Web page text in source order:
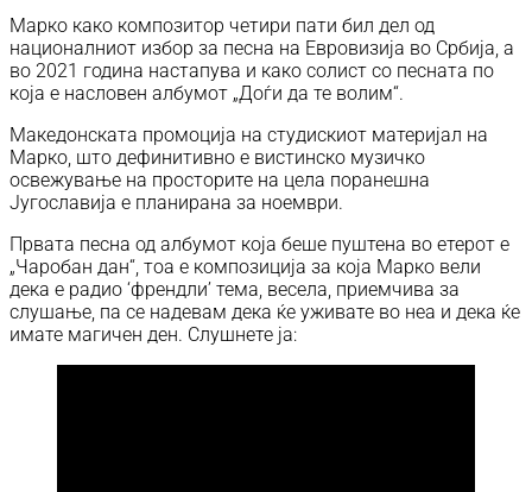
Марко како композитор четири пати бил дел од
националниот избор за песна на Евровизија во Србија, а
во 2021 година настапува и како солист со песната по
која е насловен албумот „Доѓи да те волим“.
Македонската промоција на студискиот материјал на
Марко, што дефинитивно е вистинско музичко
освежување на просторите на цела поранешна
Југославија е планирана за ноември.
Првата песна од албумот која беше пуштена во етерот е
„Чаробан дан“, тоа е композиција за која Марко вели
дека е радио ‘френдли’ тема, весела, приемчива за
слушање, па се надевам дека ќе уживате во неа и дека ќе
имате магичен ден. Слушнете ја: